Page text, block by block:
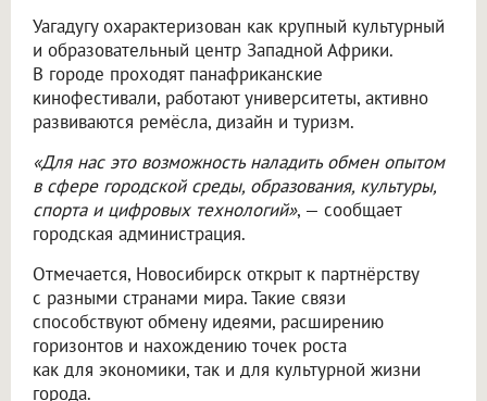
Уагадугу охарактеризован как крупный культурный
и образовательный центр Западной Африки.
В городе проходят панафриканские
кинофестивали, работают университеты, активно
развиваются ремёсла, дизайн и туризм.
«Для нас это возможность наладить обмен опытом
в сфере городской среды, образования, культуры,
спорта и цифровых технологий», — сообщает
городская администрация.
Отмечается, Новосибирск открыт к партнёрству
с разными странами мира. Такие связи
способствуют обмену идеями, расширению
горизонтов и нахождению точек роста
как для экономики, так и для культурной жизни
города.